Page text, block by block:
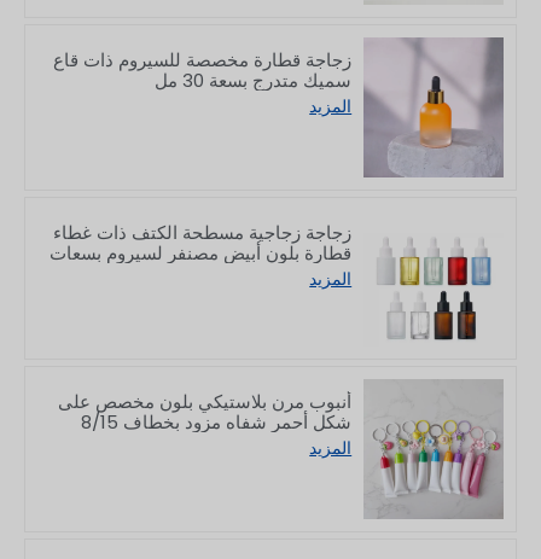
زجاجة قطارة مخصصة للسيروم ذات قاع
سميك متدرج بسعة 30 مل
المزيد
زجاجة زجاجية مسطحة الكتف ذات غطاء
قطارة بلون أبيض مصنفر لسيروم بسعات
10/30/50/60/80/100 مل
المزيد
أنبوب مرن بلاستيكي بلون مخصص على
شكل أحمر شفاه مزود بخطاف 8/15
جرام
المزيد